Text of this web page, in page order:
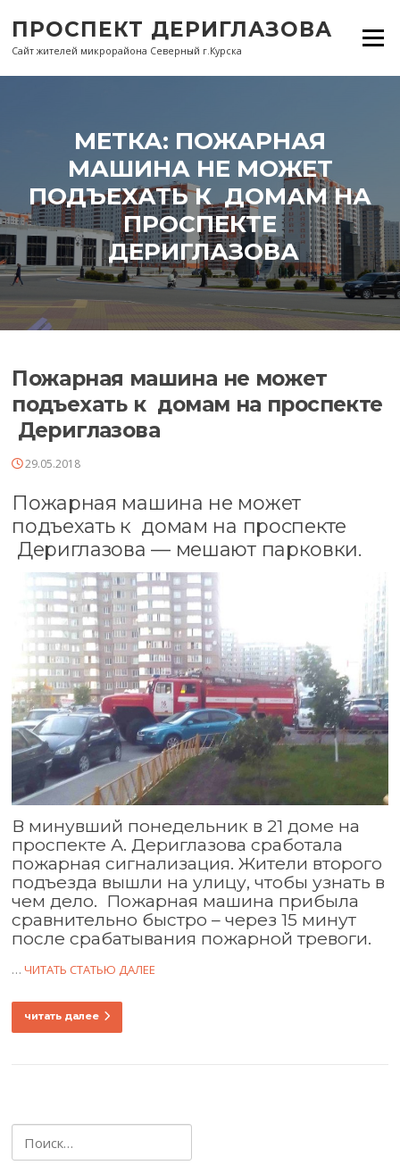
содержанию
ПРОСПЕКТ ДЕРИГЛАЗОВА
Сайт жителей микрорайона Северный г.Курска
Меню
МЕТКА: ПОЖАРНАЯ
МАШИНА НЕ МОЖЕТ
ПОДЪЕХАТЬ К ДОМАМ НА
ПРОСПЕКТЕ
ДЕРИГЛАЗОВА
Пожарная машина не может
подъехать к домам на проспекте
Дериглазова
29.05.2018
Пожарная машина не может
подъехать к домам на проспекте
Дериглазова — мешают парковки.
В минувший понедельник в 21 доме на
проспекте А. Дериглазова сработала
пожарная сигнализация. Жители второго
подъезда вышли на улицу, чтобы узнать в
чем дело. Пожарная машина прибыла
сравнительно быстро – через 15 минут
после срабатывания пожарной тревоги.
…ЧИТАТЬ СТАТЬЮ ДАЛЕЕ
читать далее